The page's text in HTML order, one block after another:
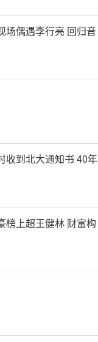
场偶遇李行亮 回归音
收到北大通知书 40年
榜上超王健林 财富构